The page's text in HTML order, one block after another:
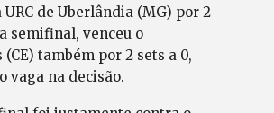
de Uberlândia (MG) por 2
semifinal, venceu o
também por 2 sets a 0,
vaga na decisão.